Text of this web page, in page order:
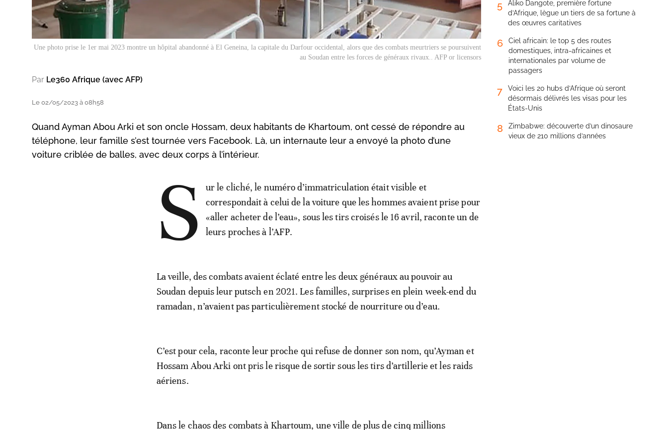
Une photo prise le 1er mai 2023 montre un hôpital abandonné à El Geneina, la capitale du Darfour occidental, alors que des combats meurtriers se poursuivent
au Soudan entre les forces de généraux rivaux.. AFP or licensors
Par Le360 Afrique (avec AFP)
Le 02/05/2023 à 08h58
Quand Ayman Abou Arki et son oncle Hossam, deux habitants de Khartoum, ont cessé de répondre au
téléphone, leur famille s’est tournée vers Facebook. Là, un internaute leur a envoyé la photo d’une
voiture criblée de balles, avec deux corps à l’intérieur.
S
ur le cliché, le numéro d’immatriculation était visible et
correspondait à celui de la voiture que les hommes avaient prise pour
«aller acheter de l’eau», sous les tirs croisés le 16 avril, raconte un de
leurs proches à l’AFP.
La veille, des combats avaient éclaté entre les deux généraux au pouvoir au
Soudan depuis leur putsch en 2021. Les familles, surprises en plein week-end du
ramadan, n’avaient pas particulièrement stocké de nourriture ou d’eau.
C’est pour cela, raconte leur proche qui refuse de donner son nom, qu’Ayman et
Hossam Abou Arki ont pris le risque de sortir sous les tirs d’artillerie et les raids
aériens.
Dans le chaos des combats à Khartoum, une ville de plus de cinq millions
5
Aliko Dangote, première fortune
d’Afrique, lègue un tiers de sa fortune à
des œuvres caritatives
6
Ciel africain: le top 5 des routes
domestiques, intra-africaines et
internationales par volume de
passagers
7
Voici les 20 hubs d’Afrique où seront
désormais délivrés les visas pour les
États-Unis
8
Zimbabwe: découverte d’un dinosaure
vieux de 210 millions d’années